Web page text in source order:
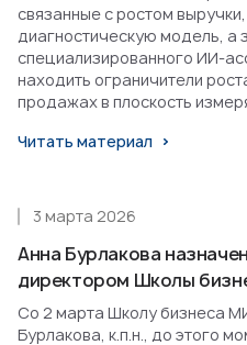
связанные с ростом
диагностическую модель, а
специализированного ИИ-
находить ограничители
продажах в плоскость
Читать материал
Анна Бурлакова
директором Школы
3 марта 2026
Со 2 марта Школу бизнеса
Бурлакова, к.п.н., до этого